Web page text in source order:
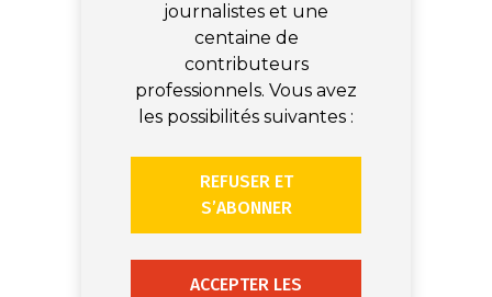
journalistes et une
centaine de
contributeurs
professionnels. Vous avez
les possibilités suivantes :
REFUSER ET
S’ABONNER
ACCEPTER LES